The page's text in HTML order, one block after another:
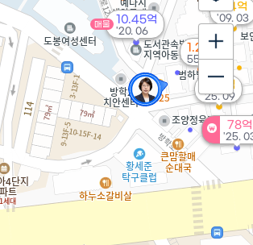
10.45억
'20. 06
매물
7.25억
'25. 09
78억
'25.
1.2억
55m²
6.4억
'09. 03